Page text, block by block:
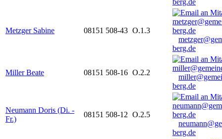
berg.de
Metzger Sabine 08151 508-43 O.1.3
berg.de
Miller Beate 08151 508-16 O.2.2
berg.de
Neumann Doris (Di. -
Fr.)
08151 508-12 O.2.5
berg.de